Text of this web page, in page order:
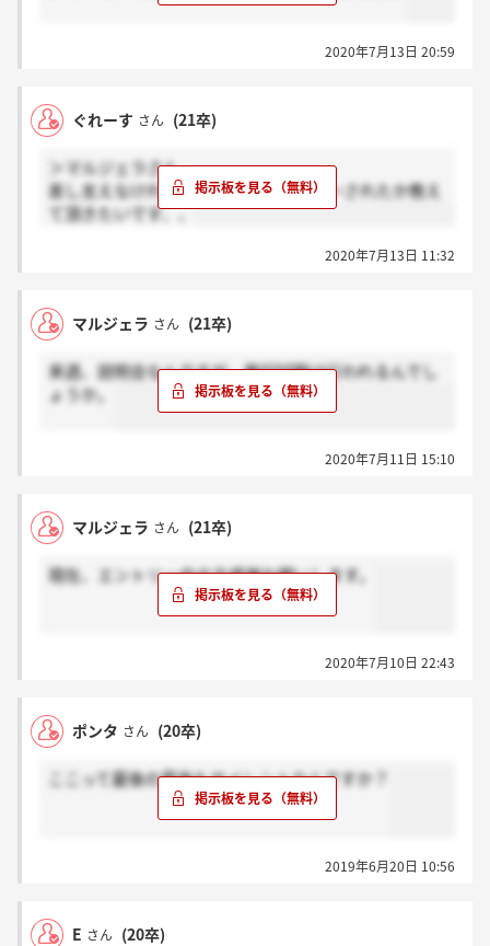
2020年7月13日 20:59
ぐれーす さん (21卒)
＞マルジェラさん
差し支えなければどちらからエントリーされたか教え
て頂きたいです、、
2020年7月13日 11:32
マルジェラ さん (21卒)
来週、説明会なんですが、筆記試験は行われるんでし
ょうか。
2020年7月11日 15:10
マルジェラ さん (21卒)
現在、エントリー中の方感謝お願いします。
2020年7月10日 22:43
ポンタ さん (20卒)
ここって最後の最後もサイレントなんですか？
2019年6月20日 10:56
E さん (20卒)